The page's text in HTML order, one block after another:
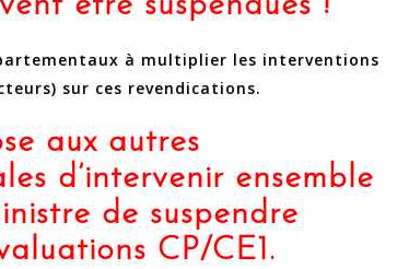
à multiplier les interventions
sur ces revendications.
aux autres
d’intervenir ensemble
de suspendre
CP/CE1.